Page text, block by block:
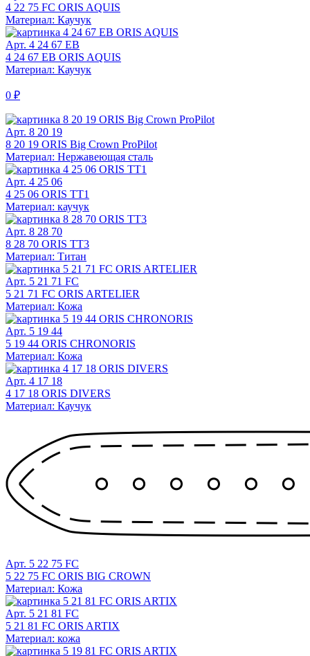
4 22 75 FC ORIS AQUIS
Материал: Каучук
Арт. 4 24 67 EB
4 24 67 EB ORIS AQUIS
Материал: Каучук
0 ₽
Арт. 8 20 19
8 20 19 ORIS Big Crown ProPilot
Материал: Нержавеющая сталь
Арт. 4 25 06
4 25 06 ORIS TT1
Материал: каучук
Арт. 8 28 70
8 28 70 ORIS TT3
Материал: Титан
Арт. 5 21 71 FC
5 21 71 FC ORIS ARTELIER
Материал: Кожа
Арт. 5 19 44
5 19 44 ORIS CHRONORIS
Материал: Кожа
Арт. 4 17 18
4 17 18 ORIS DIVERS
Материал: Каучук
Арт. 5 22 75 FC
5 22 75 FC ORIS BIG CROWN
Материал: Кожа
Арт. 5 21 81 FC
5 21 81 FC ORIS ARTIX
Материал: кожа